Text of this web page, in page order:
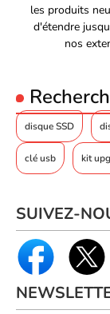
les produits
d'étendre
nos
disque SSD
clé usb kit
SUIVEZ-